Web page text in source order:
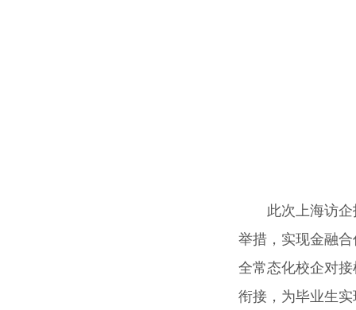
此次上海访
举措，实现金融
全常态化校企对
衔接，为毕业生